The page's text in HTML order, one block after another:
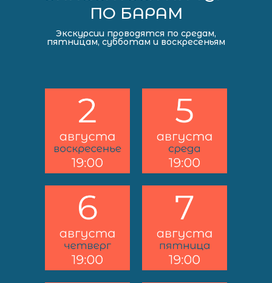
ПО БАРАМ
Экскурсии проводятся по средам,
пятницам, субботам и воскресеньям